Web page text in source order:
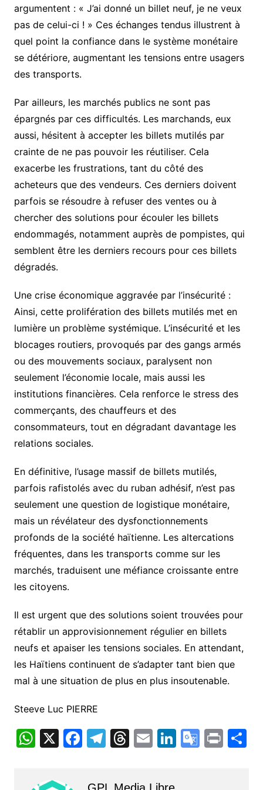
argumentent : « J’ai donné un billet neuf, je ne veux
pas de celui-ci ! » Ces échanges tendus illustrent à
quel point la confiance dans le système monétaire
se détériore, augmentant les tensions entre usagers
des transports.
Par ailleurs, les marchés publics ne sont pas
épargnés par ces difficultés. Les marchands, eux
aussi, hésitent à accepter les billets mutilés par
crainte de ne pas pouvoir les réutiliser. Cela
exacerbe les frustrations, tant du côté des
acheteurs que des vendeurs. Ces derniers doivent
parfois se résoudre à refuser des ventes ou à
chercher des solutions pour écouler les billets
endommagés, notamment auprès de pompistes, qui
semblent être les derniers recours pour ces billets
dégradés.
Une crise économique aggravée par l’insécurité :
Ainsi, cette prolifération des billets mutilés met en
lumière un problème systémique. L’insécurité et les
blocages routiers, provoqués par des gangs armés
ou des mouvements sociaux, paralysent non
seulement l’économie locale, mais aussi les
institutions financières. Cela renforce le stress des
commerçants, des chauffeurs et des
consommateurs, tout en dégradant davantage les
relations sociales.
En définitive, l’usage massif de billets mutilés,
parfois rafistolés avec du ruban adhésif, n’est pas
seulement une question de logistique monétaire,
mais un révélateur des dysfonctionnements
profonds de la société haïtienne. Les altercations
fréquentes, dans les transports comme sur les
marchés, traduisent une méfiance croissante entre
les citoyens.
Il est urgent que des solutions soient trouvées pour
rétablir un approvisionnement régulier en billets
neufs et apaiser les tensions sociales. En attendant,
les Haïtiens continuent de s’adapter tant bien que
mal à une situation de plus en plus insoutenable.
Steeve Luc PIERRE
W
at
X F T T E Li G Pr P